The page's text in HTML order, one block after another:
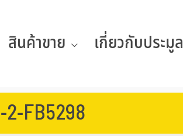
สินค้าขาย เกี่ยวกับประมูล
2-FB5298